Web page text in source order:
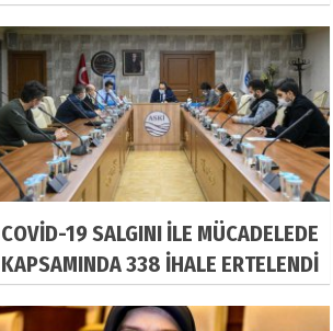
COVİD-19 SALGINI İLE MÜCADELEDE
KAPSAMINDA 338 İHALE ERTELENDİ